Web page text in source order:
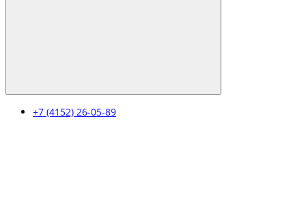
+7 (4152) 26-05-89